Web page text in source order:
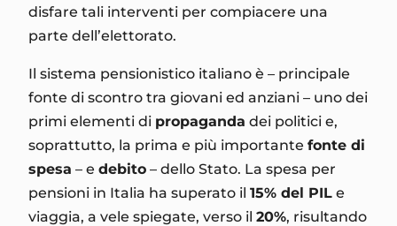
disfare tali interventi per compiacere una
parte dell’elettorato.
Il sistema pensionistico italiano è – principale
fonte di scontro tra giovani ed anziani – uno dei
primi elementi di propaganda dei politici e,
soprattutto, la prima e più importante fonte di
spesa – e debito – dello Stato. La spesa per
pensioni in Italia ha superato il 15% del PIL e
viaggia, a vele spiegate, verso il 20%, risultando